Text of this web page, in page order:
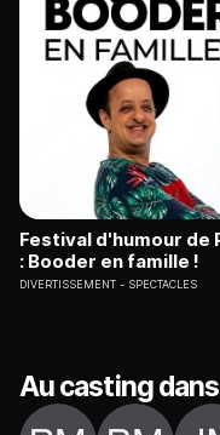
Festival d'humour de
: Booder en famille !
DIVERTISSEMENT SPECTACLES
Au casting